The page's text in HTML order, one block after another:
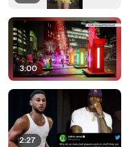
3:00
2:27